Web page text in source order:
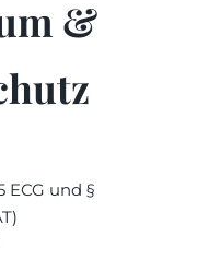
&
ECG und §